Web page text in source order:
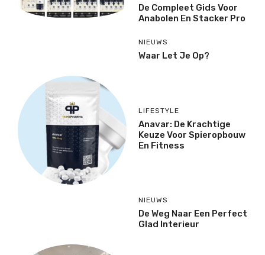
De Compleet Gids Voor
Anabolen En Stacker Pro
NIEUWS
Waar Let Je Op?
LIFESTYLE
Anavar: De Krachtige
Keuze Voor Spieropbouw
En Fitness
NIEUWS
De Weg Naar Een Perfect
Glad Interieur